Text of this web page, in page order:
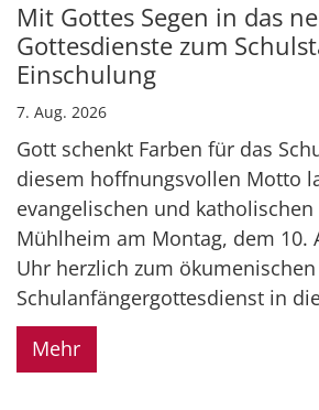
Mit Gottes Segen in das
Gottesdienste zum
Einschulung
7. Aug. 2026
Gott schenkt Farben für das
diesem hoffnungsvollen Motto
evangelischen und
Mühlheim am Montag, dem 10.
Uhr herzlich zum ökumenischen
Schulanfängergottesdienst in
Mehr